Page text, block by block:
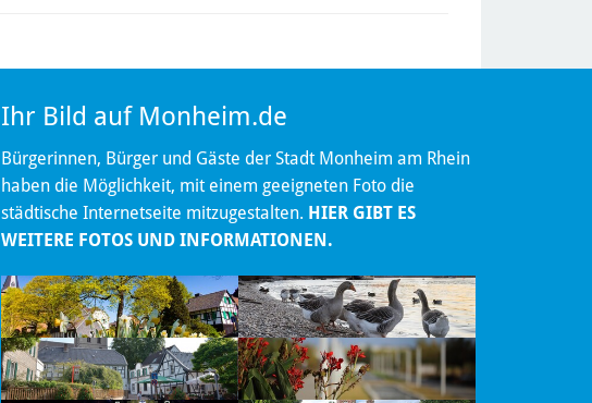
Ihr Bild auf Monheim.de
Bürgerinnen, Bürger und Gäste der Stadt Monheim am Rhein
haben die Möglichkeit, mit einem geeigneten Foto die
städtische Internetseite mitzugestalten. HIER GIBT ES
WEITERE FOTOS UND INFORMATIONEN.